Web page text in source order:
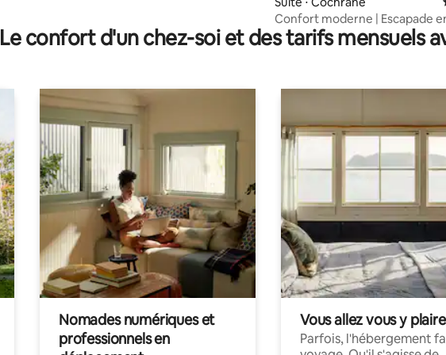
Confort moderne | Escapade
privée
Le confort d'un chez-soi et des tarifs mensuels
Nomades numériques et
professionnels en
Vous allez vous y plaire
Parfois, l'hébergement